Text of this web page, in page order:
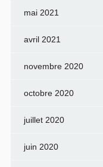
mai 2021
avril 2021
novembre 2020
octobre 2020
juillet 2020
juin 2020